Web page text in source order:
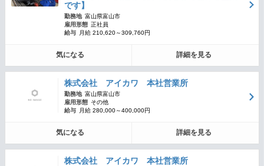
です】
勤務地 富山県富山市
雇用形態 正社員
給与
月給 210,620～309,760円
気になる 詳細を見る
株式会社 アイカワ 本社営業所
勤務地 富山県富山市
雇用形態 その他
給与
月給 280,000～400,000円
気になる 詳細を見る
株式会社 アイカワ 本社営業所